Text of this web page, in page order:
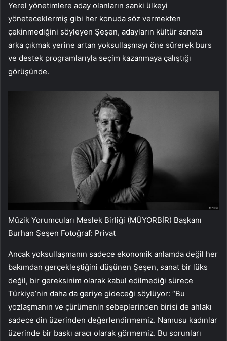
Yerel yönetimlere aday olanların sanki ülkeyi
yöneteceklermiş gibi her konuda söz vermekten
çekinmediğini söyleyen Şeşen, adayların kültür sanata
arka çıkmak yerine artan yoksullaşmayı öne sürerek burs
ve destek programlarıyla seçim kazanmaya çalıştığı
görüşünde.
Müzik Yorumcuları Meslek Birliği (MÜYORBİR) Başkanı
Burhan Şeşen Fotoğraf: Privat
Ancak yoksullaşmanın sadece ekonomik anlamda değil her
bakımdan gerçekleştiğini düşünen Şeşen, sanat bir lüks
değil, bir gereksinim olarak kabul edilmediği sürece
Türkiye’nin daha da geriye gideceği söylüyor: “Bu
yozlaşmanın ve çürümenin sebeplerinden birisi de ahlakı
sadece din üzerinden değerlendirmemiz. Namusu kadınlar
üzerinde bir baskı aracı olarak görmemiz. Bu sorunları